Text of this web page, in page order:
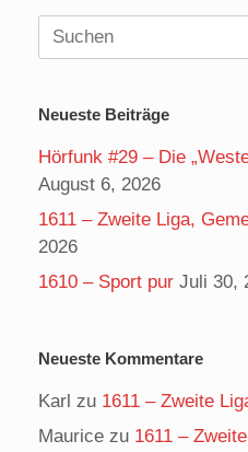
Suchen
nach:
Neueste Beiträge
Hörfunk #29 – Die
August 6, 2026
1611 – Zweite Liga,
2026
1610 – Sport pur Juli 30,
Neueste Kommentare
Karl zu 1611 – Zweite
Maurice zu 1611 –